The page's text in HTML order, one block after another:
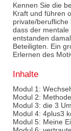
Kennen Sie die
Kraft und führen
private/
dass der
entstanden
Beteiligten. Ein
Erlernen des
Inhalte
Modul 1:
Modul 2:
Modul 3: die 3
Modul 4: 4plus3
Modul 5: Meine